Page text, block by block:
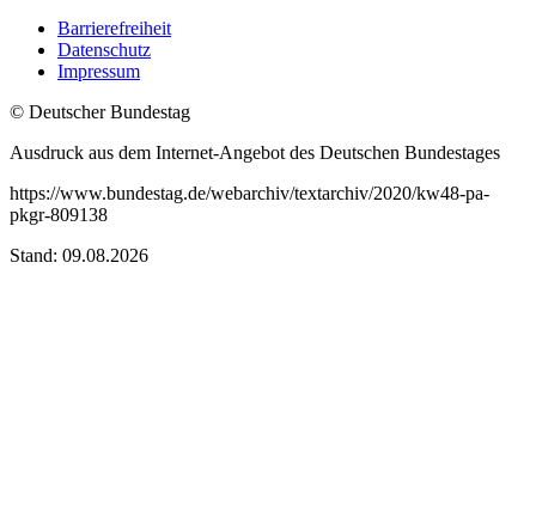
Barrierefreiheit
Datenschutz
Impressum
© Deutscher Bundestag
Ausdruck aus dem Internet-Angebot des Deutschen Bundestages
https://www.bundestag.de/webarchiv/textarchiv/2020/kw48-pa-
pkgr-809138
Stand: 09.08.2026